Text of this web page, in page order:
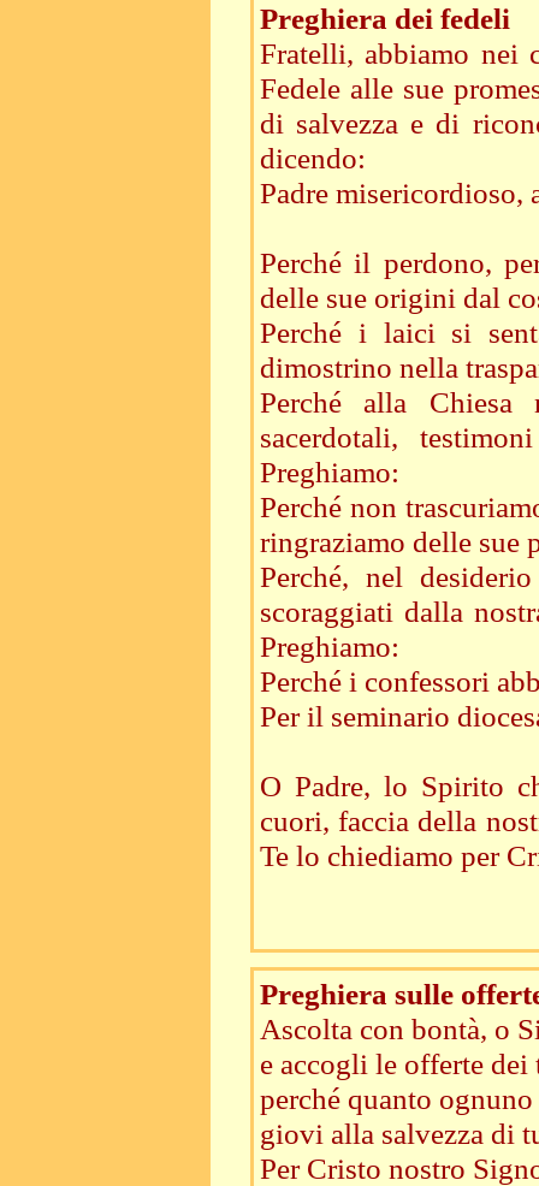
Preghiera dei fedeli
Fratelli, abbiamo nei
Fedele alle sue
di salvezza e di
dicendo:
Padre misericordioso,
Perché il perdono,
delle sue origini dal
Perché i laici si
dimostrino nella
Perché alla
sacerdotali,
Preghiamo:
Perché non
ringraziamo delle sue
Perché, nel
scoraggiati dalla
Preghiamo:
Perché i confessori
Per il seminario
O Padre, lo Spirito
cuori, faccia della
Te lo chiediamo per
Preghiera sulle
Ascolta con bontà, o
e accogli le offerte
perché quanto
giovi alla salvezza di
Per Cristo nostro